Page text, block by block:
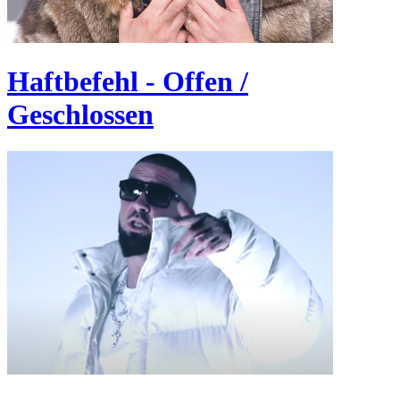
Haftbefehl - Offen /
Geschlossen